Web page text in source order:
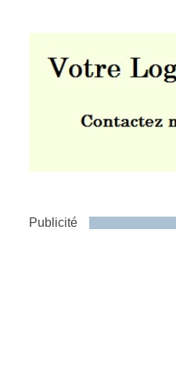
Publicité